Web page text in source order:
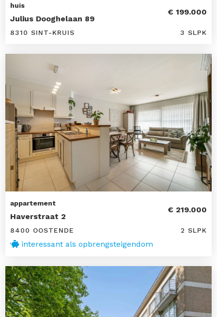
huis
Julius Dooghelaan 89
€ 199.000
8310 SINT-KRUIS 3 SLPK
appartement
Haverstraat 2
€ 219.000
8400 OOSTENDE 2 SLPK
interessant als opbrengsteigendom